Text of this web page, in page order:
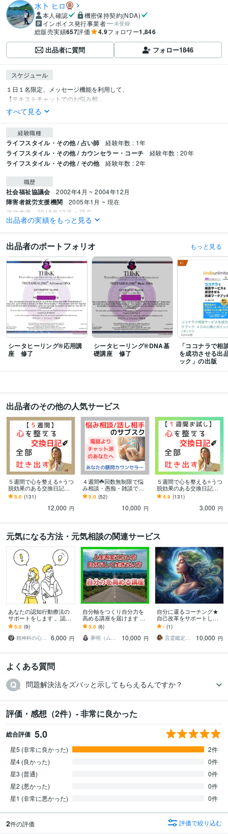
水卜 ヒロ
本人確認
機密保持契約(NDA)
インボイス発行事業者
未登録
総販売実績657評価 4.9フォロワー1,846
出品者に質問 フォロー1846
スケジュール
１日１名限定、メッセージ機能を利用して、
【テキストチャットでのお悩み相...
すべて見る
経験職種
ライフスタイル・その他 / 占い師 経験年数 : 1年
ライフスタイル・その他 / カウンセラー・コーチ 経験年数 : 20年
ライフスタイル・その他 / その他 経験年数 : 2年
職歴
社会福祉協議会 2002年4月 ~ 2004年12月
障害者就労支援機関 2005年1月 ~ 現在
ココナラ 2018年12月 ~ 現在
Kindle 2021年2月 ~ 現在
シータヒーリング®︎ 2023年3月 ~ 現在
受賞歴
ココナラプラチナランク45か月継続
「ココナラカウンセラーの出品術」
「ココナラで相談サービスを成功させる出品ワークブック」
Kindle オーク
ション・eコマースランキング１位
Kindle 小規模ビジネスに関する電子書
籍ランキング１位
資格・検定
ホームヘルパー2級養成研修修了 取得年 : 2002年
社会福祉士 取得年 : 2006年
精神保健福祉士 取得年 : 2012年
普通自動車運転免許 取得年 : 2000年
ホームヘルパー2級 取得年 : 2001年
社会福祉士 取得年 : 2005年
精神保健福祉士 取得年 : 2011年
普通自動車第一種運転免許 取得年 : 1999年
その他ツール
ソーシャルワーク:21年 うつ経験:13年ココナラ出品:5年
音声配信:3年
ギター弾き語り 永遠の初心者:27年シータヒーリング®︎:1年
得意分野
悩み相談・カウンセリング お悩み相談・話し相手・愚痴聞き
考え方のクセ診断 交換日記（１週間〜） 認知行動療法
問題解決技能法
シータヒーリング
ビジネス代行・事務代行 ココナラ出品のコンサル・コーチング シータヒ
ーリング®
ココナラ カウンセリング ビジネス 起業 副業 出品 集客
悩み相談
シータヒーリング
コンサル
学歴
武蔵大学 1997年3月 ~ 2001年2月
出品者の実績をもっと見る
出品者のポートフォリオ もっと見る
シータヒーリング®応用講
座 修了
シータヒーリング®DNA基
礎講座 修了
「ココナラで相
を成功させる出
ック」の出版
出品者のその他の人気サービス
５週間で心を整える⭐うつ
脱効果のある交換日記し
ます 【通常版】気持ちを
吐き出す、習慣化❗
5.0 (131)
12,000 円
４週間☘️回数無制限で悩
み相談・愚痴・雑談でき
ます 『対面や電話よりチ
ャット派』向け☘️カウン
セリングのサブスク
5.0 (52)
10,000 円
５週間で心を整える⭐うつ
脱効果のある交換日記し
ます 【１週間お試し版】
気持ちを吐き出す、習慣
4.9 (131)
3,000 円
元気になる方法・元気相談の関連サービス
あなたの認知行動療法の
サポートをします 。認知
行動療法を行っている
方、興味のある方をサポ
ートします
5.0 (9)
精神科の心理カウンセラー
6,000 円
自分軸をつくり自分力を
高める講座を届けます 生
き方に迷っている人、ブ
レずに自分らしく生きた
いあなたへ
5.0 (6)
夢明（ムーミン）＠人生を笑顔にする占い師
10,000 円
自分に還るコーチング★
自己改革をサポートしま
す 根源からの改革で人生
創造を思い通りに♾️現実
化♾️
- (1)
言霊鑑定士 Desiree（デシリー）
10,000 円
よくある質問
問題解決法をズバッと示してもらえるんですか？
評価・感想（2件）- 非常に良かった
総合評価 5.0
星5 (非常に良かった)
2件
星4 (良かった)
0件
星3 (普通)
0件
星2 (悪かった)
0件
星1 (非常に悪かった)
0件
2件の評価 評価で絞り込む